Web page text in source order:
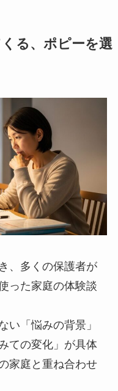
る、ポピーを選
、多くの保護者が
った家庭の体験談
い「悩みの背景」
ての変化」が具体
家庭と重ね合わせ